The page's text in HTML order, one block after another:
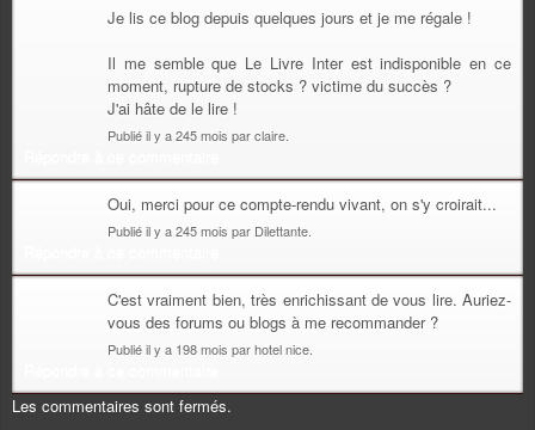
Je lis ce blog depuis quelques jours et je me régale !
Il me semble que Le Livre Inter est indisponible en ce
moment, rupture de stocks ? victime du succès ?
J'ai hâte de le lire !
Publié il y a 245 mois par claire.
Oui, merci pour ce compte-rendu vivant, on s'y croirait...
Publié il y a 245 mois par Dilettante.
C'est vraiment bien, très enrichissant de vous lire. Auriez-
vous des forums ou blogs à me recommander ?
Publié il y a 198 mois par hotel nice.
Les commentaires sont fermés.